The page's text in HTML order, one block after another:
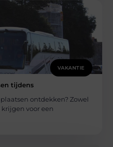
VAKANTIE
tijdens
ontdekken? Zowel
voor een